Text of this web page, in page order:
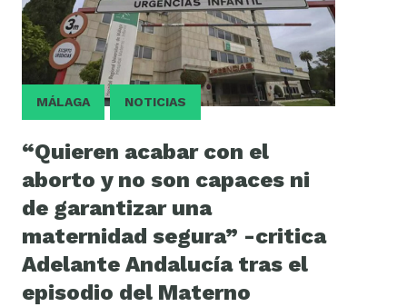
MÁLAGA NOTICIAS
“Quieren acabar con el
aborto y no son capaces ni
de garantizar una
maternidad segura” -critica
Adelante Andalucía tras el
episodio del Materno